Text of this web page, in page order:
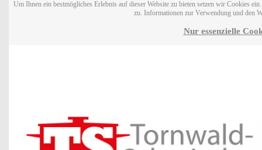
Um Ihnen ein bestmögliches Erlebnis auf dieser Website zu bieten setzen wir Cookies
zu. Informationen zur Verwendung und den
Nur essenzielle